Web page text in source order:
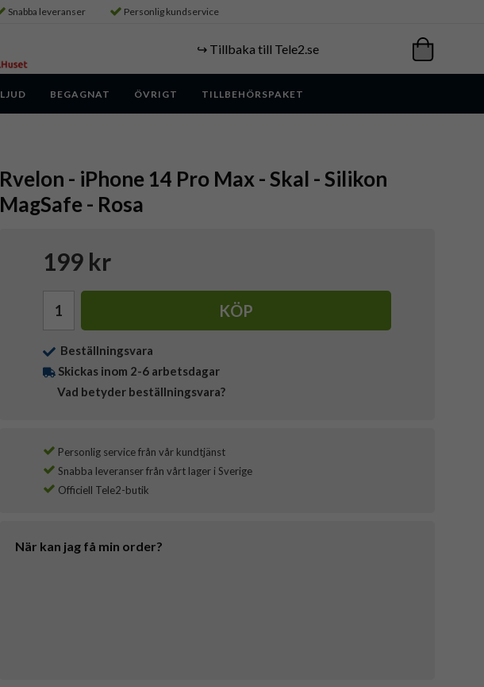
Snabba leveranser Personlig kundservice
↪️ Tillbaka till Tele2.se
LJUD BEGAGNAT ÖVRIGT TILLBEHÖRSPAKET
Rvelon - iPhone 14 Pro Max - Skal - Silikon
MagSafe - Rosa
199 kr
KÖP
Beställningsvara
Skickas inom 2-6 arbetsdagar
Vad betyder beställningsvara?
Personlig service från vår kundtjänst
Snabba leveranser från vårt lager i Sverige
Officiell Tele2-butik
När kan jag få min order?